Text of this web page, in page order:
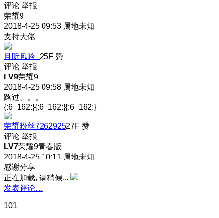
评论 举报
荣耀9
2018-4-25 09:53 属地未知
支持大佬
且听风吟_ 25F 赞
评论 举报
LV9荣耀9
2018-4-25 09:58 属地未知
路过。。。
{:6_162:}{:6_162:}{:6_162:}
荣耀粉丝726292527F 赞
评论 举报
LV7荣耀9青春版
2018-4-25 10:11 属地未知
感谢分享
正在加载, 请稍候...
发表评论…
101